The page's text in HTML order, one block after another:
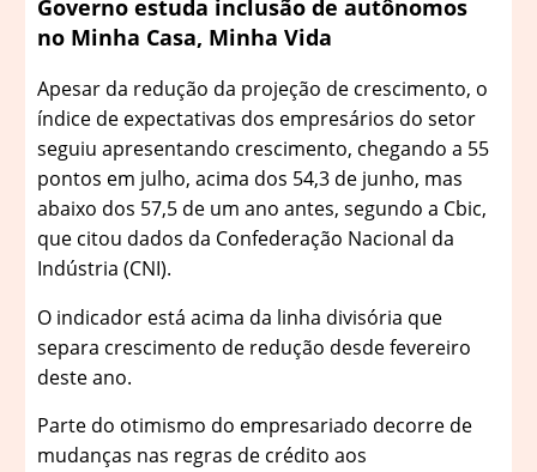
Governo estuda inclusão de autônomos
no Minha Casa, Minha Vida
Apesar da redução da projeção de crescimento, o
índice de expectativas dos empresários do setor
seguiu apresentando crescimento, chegando a 55
pontos em julho, acima dos 54,3 de junho, mas
abaixo dos 57,5 de um ano antes, segundo a Cbic,
que citou dados da Confederação Nacional da
Indústria (CNI).
O indicador está acima da linha divisória que
separa crescimento de redução desde fevereiro
deste ano.
Parte do otimismo do empresariado decorre de
mudanças nas regras de crédito aos